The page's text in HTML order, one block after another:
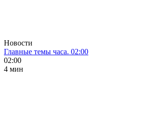
Новости
Главные темы часа. 02:00
02:00
4 мин